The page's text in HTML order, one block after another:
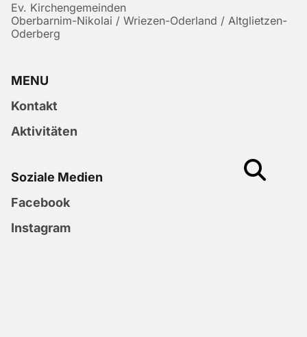
Ev. Kirchengemeinden
Oberbarnim-Nikolai / Wriezen-Oderland / Altglietzen-
Oderberg
MENU
Kontakt
Aktivitäten
Soziale Medien
Facebook
Instagram